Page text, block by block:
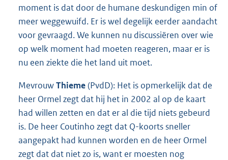
moment is dat door de humane deskundigen min of
meer weggewuifd. Er is wel degelijk eerder aandacht
voor gevraagd. We kunnen nu discussiëren over wie
op welk moment had moeten reageren, maar er is
nu een ziekte die het land uit moet.
MevrouwThieme(PvdD): Het is opmerkelijk dat de
heer Ormel zegt dat hij het in 2002 al op de kaart
had willen zetten en dat er al die tijd niets gebeurd
is. De heer Coutinho zegt dat Q-koorts sneller
aangepakt had kunnen worden en de heer Ormel
zegt dat dat niet zo is, want er moesten nog